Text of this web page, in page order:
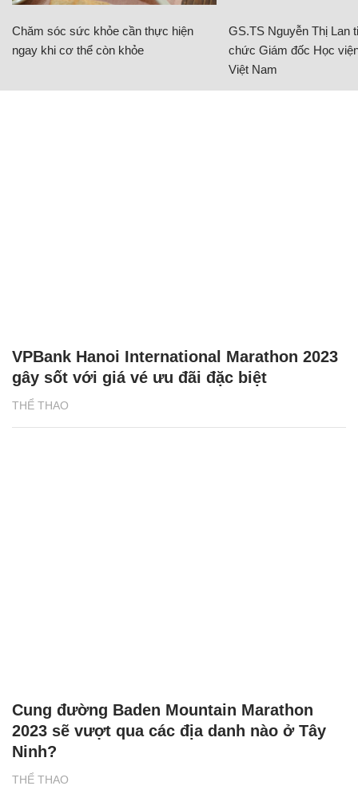
Chăm sóc sức khỏe cần thực hiện
ngay khi cơ thể còn khỏe
GS.TS Nguyễn Thị Lan
chức Giám đốc Học
Việt Nam
THỂ THAO
VPBank Hanoi International Marathon 2023
gây sốt với giá vé ưu đãi đặc biệt
THỂ THAO
Cung đường Baden Mountain Marathon
2023 sẽ vượt qua các địa danh nào ở Tây
Ninh?